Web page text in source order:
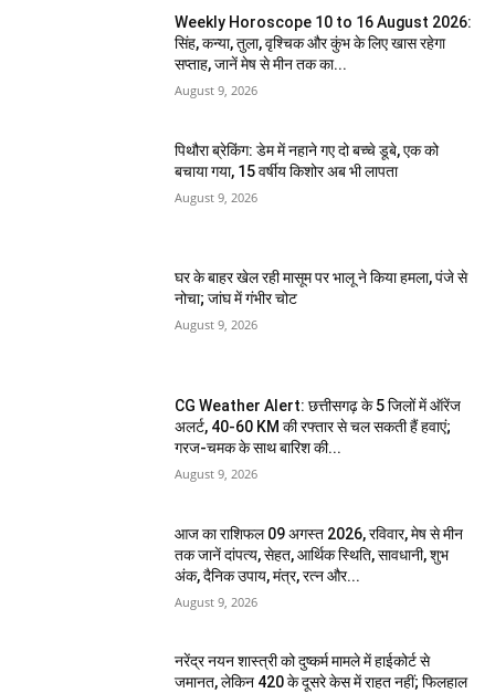
Weekly Horoscope 10 to 16 August 2026:
सिंह, कन्या, तुला, वृश्चिक और कुंभ के लिए खास रहेगा
सप्ताह, जानें मेष से मीन तक का...
August 9, 2026
पिथौरा ब्रेकिंग: डेम में नहाने गए दो बच्चे डूबे, एक को
बचाया गया, 15 वर्षीय किशोर अब भी लापता
August 9, 2026
घर के बाहर खेल रही मासूम पर भालू ने किया हमला, पंजे से
नोचा; जांघ में गंभीर चोट
August 9, 2026
CG Weather Alert: छत्तीसगढ़ के 5 जिलों में ऑरेंज
अलर्ट, 40-60 KM की रफ्तार से चल सकती हैं हवाएं;
गरज-चमक के साथ बारिश की...
August 9, 2026
आज का राशिफल 09 अगस्त 2026, रविवार, मेष से मीन
तक जानें दांपत्य, सेहत, आर्थिक स्थिति, सावधानी, शुभ
अंक, दैनिक उपाय, मंत्र, रत्न और...
August 9, 2026
नरेंद्र नयन शास्त्री को दुष्कर्म मामले में हाईकोर्ट से
जमानत, लेकिन 420 के दूसरे केस में राहत नहीं; फिलहाल